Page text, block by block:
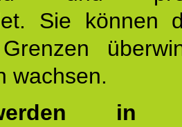
Sie können
wachsen.
in